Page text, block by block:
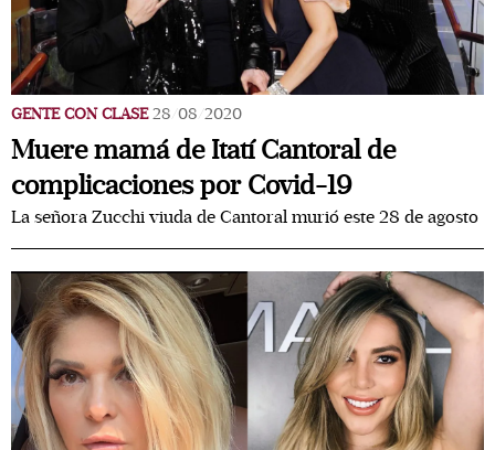
GENTE CON CLASE 28/08/2020
Muere mamá de Itatí Cantoral de
complicaciones por Covid-19
La señora Zucchi viuda de Cantoral murió este 28 de agosto